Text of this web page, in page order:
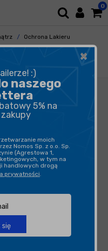
0
Ochrona Lakieru
×
:)
naszego
5% na
moich
Nomos Sp. z o.o. Sp.
(Agrestowa 1,
w tym na
handlowych drogą
prywatności.
się